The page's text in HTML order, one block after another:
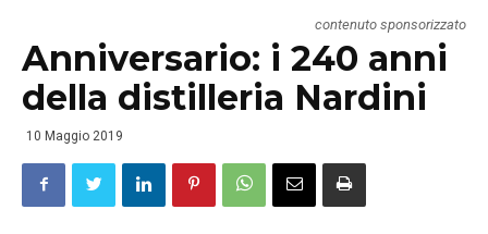
contenuto sponsorizzato
Anniversario: i 240 anni
della distilleria Nardini
10 Maggio 2019